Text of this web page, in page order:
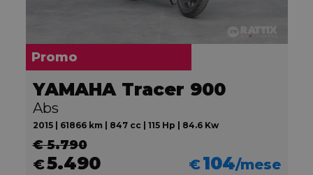
Promo
YAMAHA Tracer 900
Abs
2015 | 61866 km | 847 cc | 115 Hp | 84.6 Kw
€ 5.790
€5.490 €104/mese